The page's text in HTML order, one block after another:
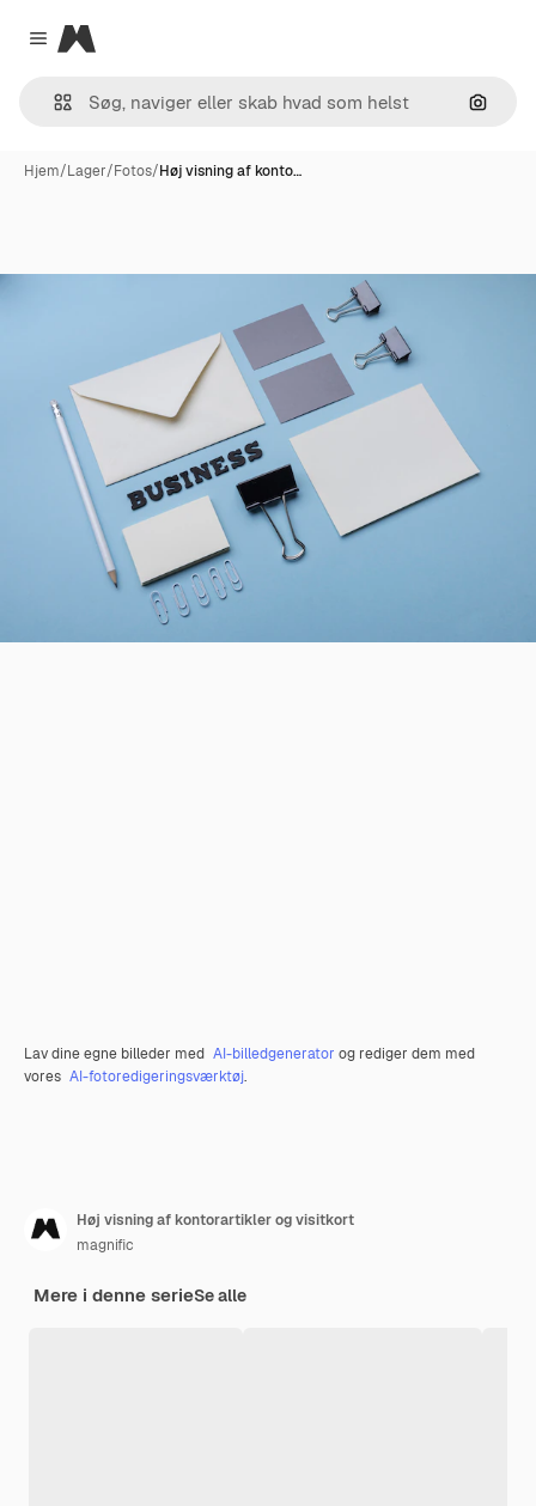
Close menu
Magnific
Søg
Hjem/Lager/Fotos/Høj visning af konto…
Lav dine egne billeder med AI-billedgenerator og rediger dem med
vores AI-fotoredigeringsværktøj.
Høj visning af kontorartikler og visitkort
magnific
Mere i denne serieSe alle